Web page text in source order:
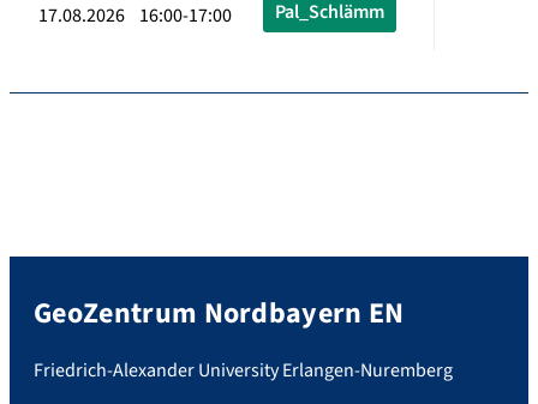
17.08.2026 16:00-17:00 Pal_Schlämm
GeoZentrum Nordbayern EN
Friedrich-Alexander University Erlangen-Nuremberg